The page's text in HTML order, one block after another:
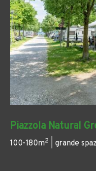
Piazzola Natural
100-180m2 | grande